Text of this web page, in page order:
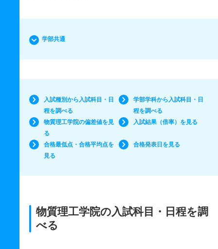
学部共通
入試種別から入試科目・日
程を調べる
学部学科から入試科目・日
程を調べる
物質理工学院の偏差値を見
る
入試結果（倍率）を見る
合格最低点・合格平均点を
見る
合格発表日を見る
物質理工学院の入試科目・日程を調
べる